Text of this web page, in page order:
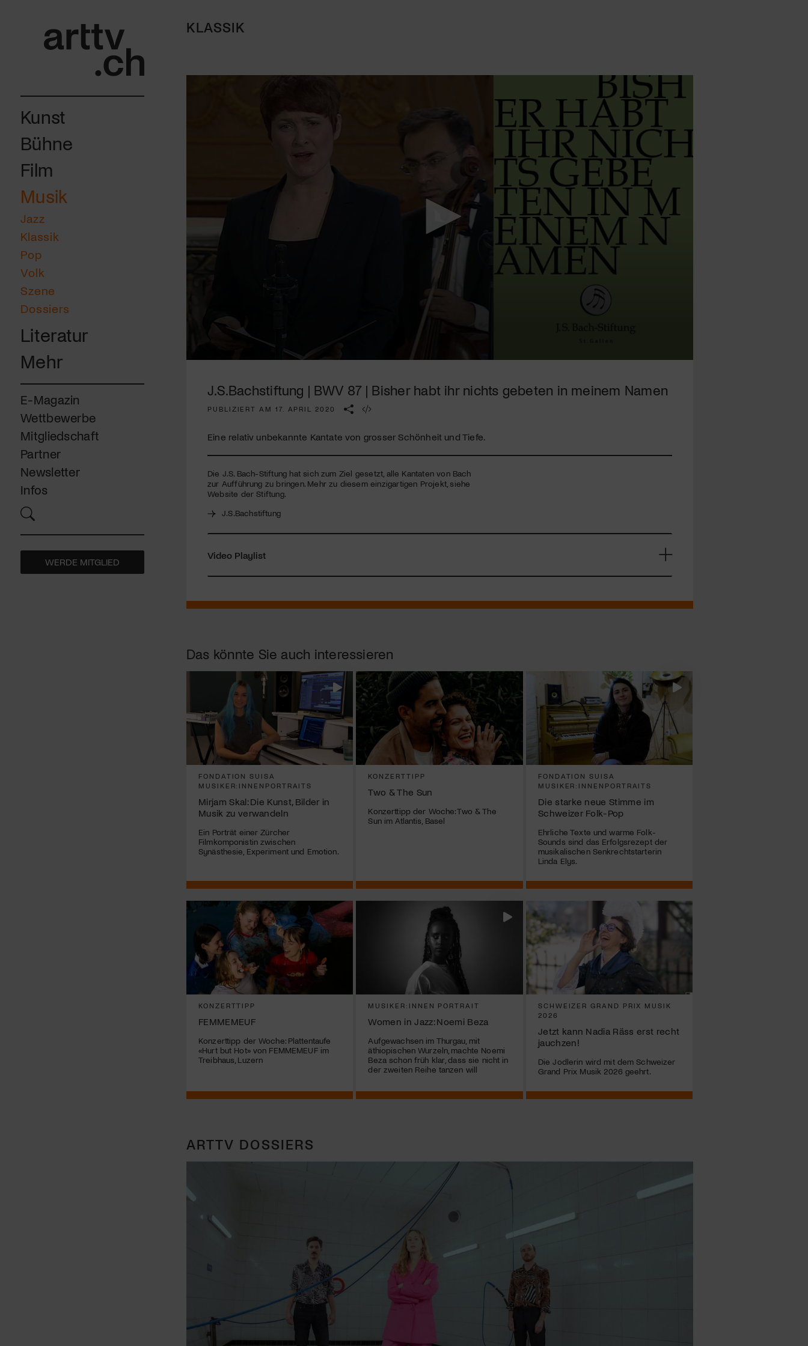
Kunst
Bühne
Film
Musik
Jazz
Klassik
Pop
Volk
Szene
Dossiers
Literatur
Mehr
E-Magazin
Wettbewerbe
Mitgliedschaft
Partner
Newsletter
Infos
WERDE MITGLIED
KLASSIK
J.S.Bachstiftung | BWV 87 | Bisher habt ihr nichts gebeten in meinem Namen
PUBLIZIERT AM 17. APRIL 2020
Eine relativ unbekannte Kantate von grosser Schönheit und Tiefe.
Die J.S. Bach-Stiftung hat sich zum Ziel gesetzt, alle Kantaten von Bach
zur Aufführung zu bringen. Mehr zu diesem einzigartigen Projekt, siehe
Website der Stiftung.
J.S.Bachstiftung
Video Playlist
Das könnte Sie auch interessieren
FONDATION SUISA
MUSIKER:INNENPORTRAITS
Mirjam Skal: Die Kunst, Bilder in
Musik zu verwandeln
Ein Porträt einer Zürcher
Filmkomponistin zwischen
Synästhesie, Experiment und Emotion.
KONZERTTIPP
Two & The Sun
Konzerttipp der Woche: Two & The
Sun im Atlantis, Basel
FONDATION SUISA
MUSIKER:INNENPORTRAITS
Die starke neue Stimme im
Schweizer Folk-Pop
Ehrliche Texte und warme Folk-
Sounds sind das Erfolgsrezept der
musikalischen Senkrechtstarterin
Linda Elys.
KONZERTTIPP
FEMMEMEUF
Konzerttipp der Woche: Plattentaufe
«Hurt but Hot» von FEMMEMEUF im
Treibhaus, Luzern
MUSIKER:INNEN PORTRAIT
Women in Jazz: Noemi Beza
Aufgewachsen im Thurgau, mit
äthiopischen Wurzeln, machte Noemi
Beza schon früh klar, dass sie nicht in
der zweiten Reihe tanzen will
SCHWEIZER GRAND PRIX MUSIK
2026
Jetzt kann Nadia Räss erst recht
jauchzen!
Die Jodlerin wird mit dem Schweizer
Grand Prix Musik 2026 geehrt.
ARTTV DOSSIERS
Mach mit: «Be Part of the Art»!
Engagiere dich als Kulturliebhaber:in, Kulturschaffende(r) oder
Kulturinstitution und unterstütze unsere Arbeit.